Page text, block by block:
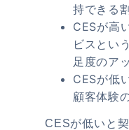
持できる
CESが高
ビスとい
足度のア
CESが低
顧客体験
CESが低いと